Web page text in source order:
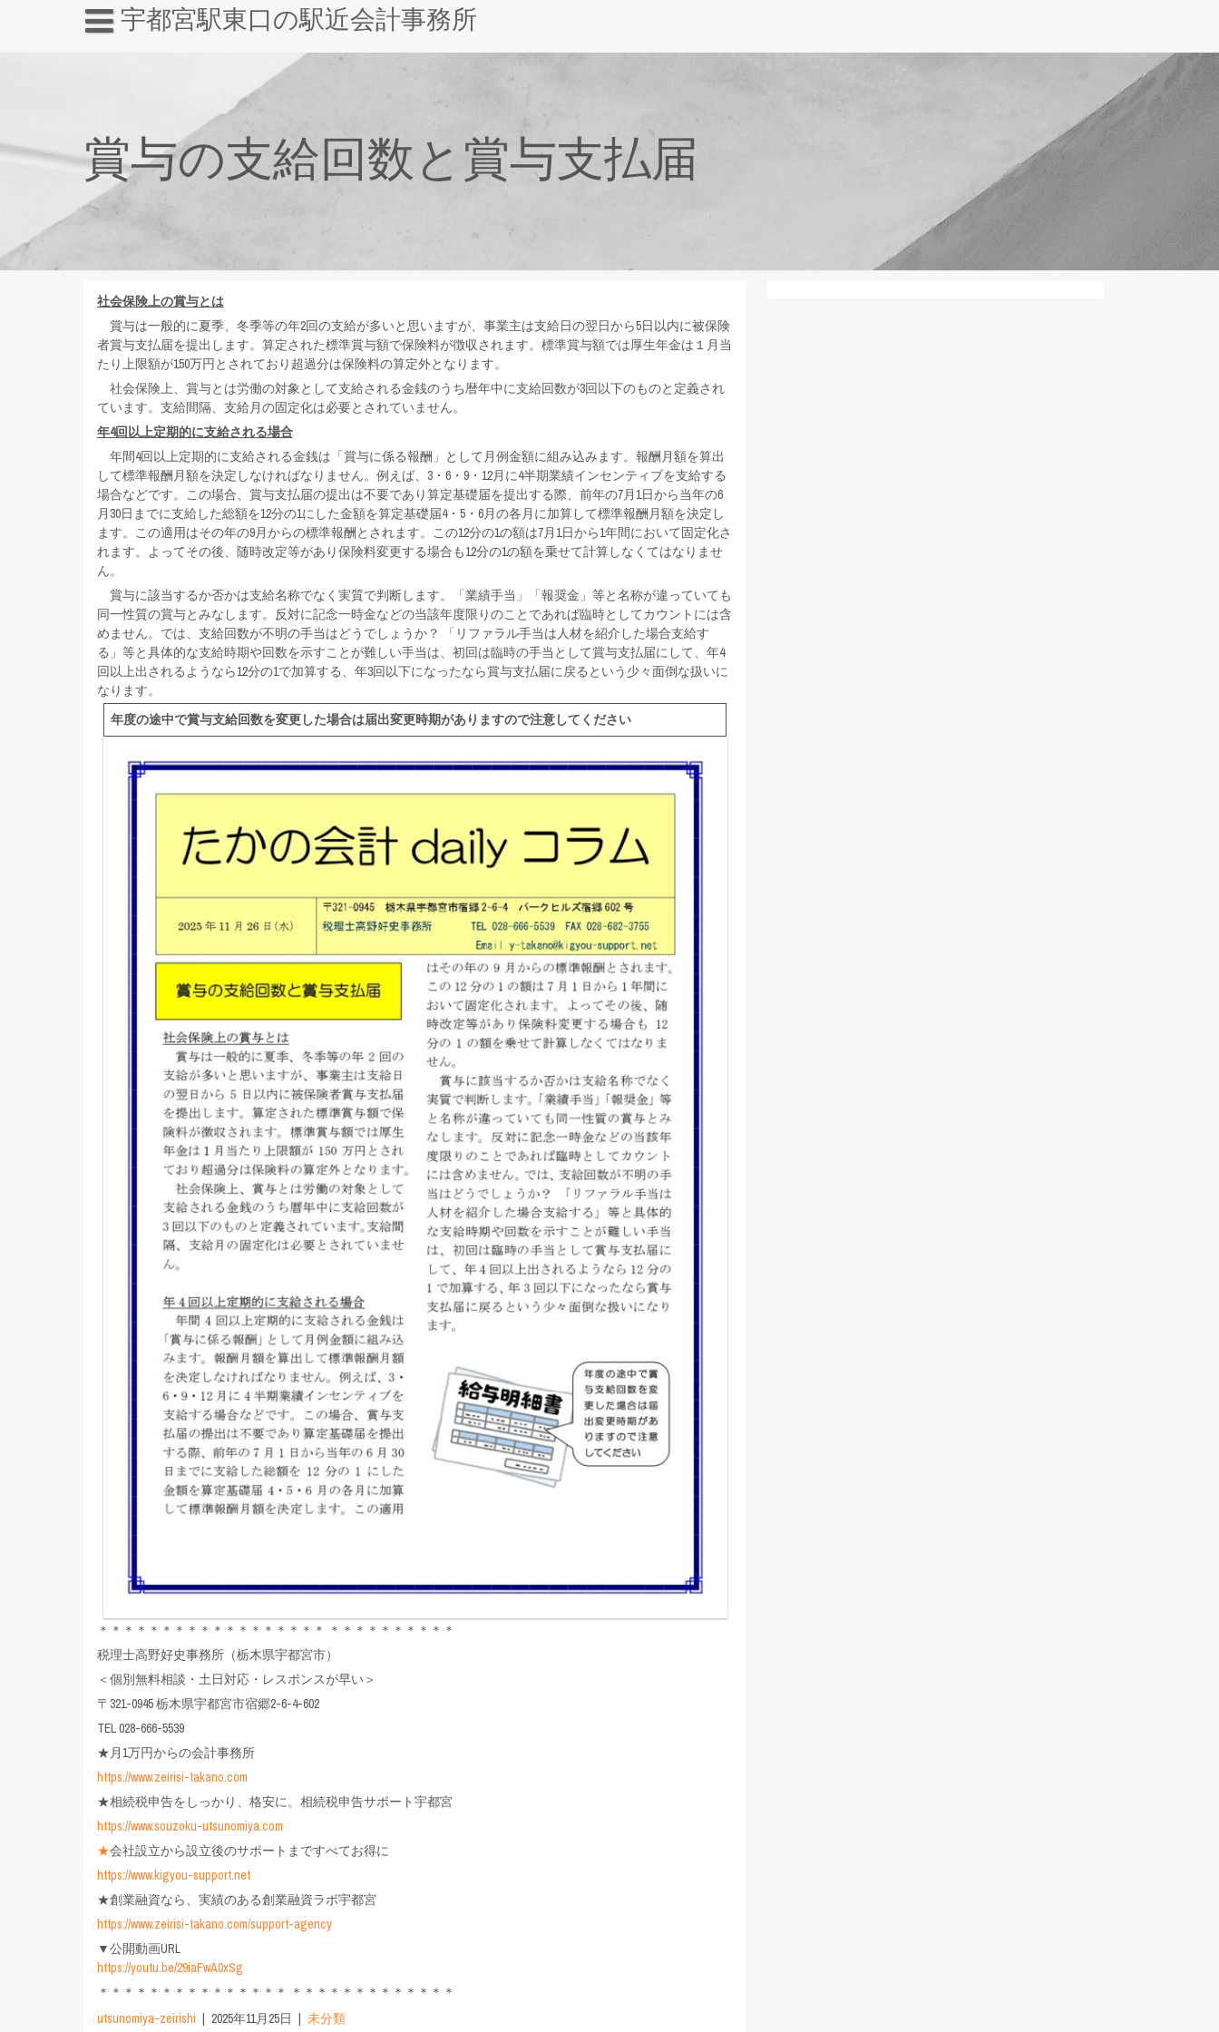
宇都宮駅東口の駅近会計事務所
賞与の支給回数と賞与支払届
社会保険上の賞与とは
賞与は一般的に夏季、冬季等の年2回の支給が多いと思いますが、事業主は支給日の翌日から5日以内に被保険
者賞与支払届を提出します。算定された標準賞与額で保険料が徴収されます。標準賞与額では厚生年金は１月当
たり上限額が150万円とされており超過分は保険料の算定外となります。
社会保険上、賞与とは労働の対象として支給される金銭のうち暦年中に支給回数が3回以下のものと定義され
ています。支給間隔、支給月の固定化は必要とされていません。
年4回以上定期的に支給される場合
年間4回以上定期的に支給される金銭は「賞与に係る報酬」として月例金額に組み込みます。報酬月額を算出
して標準報酬月額を決定しなければなりません。例えば、3・6・9・12月に4半期業績インセンティブを支給する
場合などです。この場合、賞与支払届の提出は不要であり算定基礎届を提出する際、前年の7月1日から当年の6
月30日までに支給した総額を12分の1にした金額を算定基礎届4・5・6月の各月に加算して標準報酬月額を決定し
ます。この適用はその年の9月からの標準報酬とされます。この12分の1の額は7月1日から1年間において固定化さ
れます。よってその後、随時改定等があり保険料変更する場合も12分の1の額を乗せて計算しなくてはなりませ
ん。
賞与に該当するか否かは支給名称でなく実質で判断します。「業績手当」「報奨金」等と名称が違っていても
同一性質の賞与とみなします。反対に記念一時金などの当該年度限りのことであれば臨時としてカウントには含
めません。では、支給回数が不明の手当はどうでしょうか？ 「リファラル手当は人材を紹介した場合支給す
る」等と具体的な支給時期や回数を示すことが難しい手当は、初回は臨時の手当として賞与支払届にして、年4
回以上出されるようなら12分の1で加算する、年3回以下になったなら賞与支払届に戻るという少々面倒な扱いに
なります。
年度の途中で賞与支給回数を変更した場合は届出変更時期がありますので注意してください
＊＊＊＊＊＊＊＊＊＊＊＊＊＊＊＊＊＊ ＊＊＊＊＊＊＊＊＊＊
税理士高野好史事務所（栃木県宇都宮市）
＜個別無料相談・土日対応・レスポンスが早い＞
〒321-0945 栃木県宇都宮市宿郷2-6-4-602
TEL 028-666-5539
★月1万円からの会計事務所
https://www.zeirisi-takano.com
★相続税申告をしっかり、格安に。相続税申告サポート宇都宮
https://www.souzoku-utsunomiya.com
★会社設立から設立後のサポートまですべてお得に
https://www.kigyou-support.net
★創業融資なら、実績のある創業融資ラボ宇都宮
https://www.zeirisi-takano.com/support-agency
▼公開動画URL
https://youtu.be/29iaFwA0xSg
＊＊＊＊＊＊＊＊＊＊＊＊＊＊＊ ＊＊＊＊＊＊＊＊＊＊＊＊＊
utsunomiya-zeirishi
2025年11月25日 未分類